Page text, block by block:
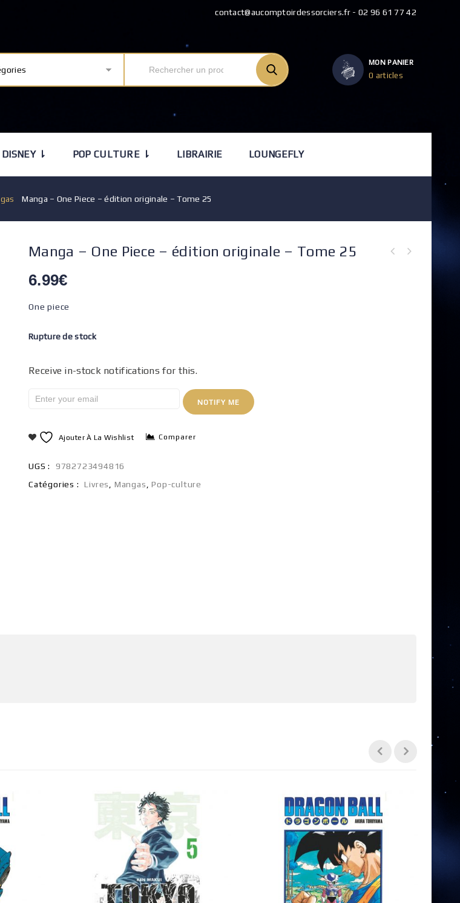
contact@aucomptoirdessorciers.fr - 02 96 61 77 42
MON PANIER
0 articles
DISNEY ⇂ POP CULTURE ⇂ LIBRAIRIE LOUNGEFLY
/Manga – One Piece – édition originale – Tome 25
Manga – One Piece – édition originale – Tome 25
6.99€
One piece
Rupture de stock
Receive in-stock notifications for this.
NOTIFY ME
Ajouter À La Wishlist Comparer
UGS :
9782723494816
Catégories :
Livres Mangas ,Pop-culture